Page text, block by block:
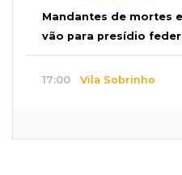
Mandantes de mortes
vão para presídio
17:00 Vila Sobrinho